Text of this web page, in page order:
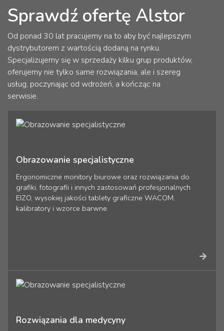
Sprawdź ofertę Alstor
Od ponad 30 lat pracujemy na to aby być najlepszym
dystrybutorem z wartością dodaną na rynku.
Specjalizujemy się w sprzedaży kilku grup produktów,
oferujemy nie tylko same rozwiązania, ale i szereg
usług, poczynając od wdrożeń, a kończąc na
serwisie.
Obrazowanie specjalistyczne
Ergonomiczne monitory biurowe oraz rozwiązania do
grafiki, fotografii i innych zastosowań profesjonalnych
EIZO, wysokiej jakości tablety graficzne WACOM,
kalibratory i wzorce barwne.
Rozwiązania dla medycyny